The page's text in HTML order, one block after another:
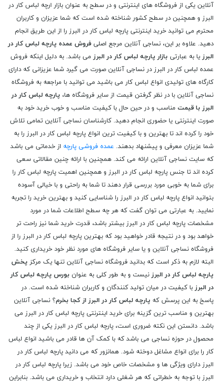
آنلاین یکی از فروشگاه های اینترنتی و در سطح به عنوان بازار ارچه لباس کار در
البرز و همچنین در سطح کشور شناخته شده است که شما عزیزان و کاربران
محترم می توانید خرید اینترنتی پارچه لباس کار در البرز را از این طریق انجام
دهید. علاوه بر این، نساجی آنلاین مرجع اصلی فروش عمده پارچه لباس کار در
البرز یا به عبارتی بازار پارچه لباس کار در البرز می باشد. به دلیل اینکه فروش
عمده لباس کار در البرز در نساجی آنلاین صورت می گیرد شما عزیزانی که دارای
کارگاه های تولیدی انواع لباس کار می باشید می توانید با مراجعه به فروشگاه
نساجی آنلاین با در نظر گرفتن قیمت از سایر فروشگاه ها، پارچه لباس کار در
البرز با قیمت مناسب و در حین حال با کیفیت مناسب و خوب خرید خود به
صورت اینترنتی یا حضوری انجام دهید. کارشناسان نساجی آنلاین تمامی تلاش
خود را کرده اند تا بهترین و با کیفیت ترین انواع پارچه لباس کار در البرز را به
شما عزیزان معرفی و پیشنهاد بدهند. عمده فروشی پارچه از خدماتی می باشد
که سایت نساجی آنلاین ارائه می کند. همچنین با ارائه چنین مقالاتی سعی
کرده اند تا جنس پارچه لباس کار در البرز و همچنین اهمیت پارچه لباس کار را
برای شما به خوبی مورد بررسی قرار دهند تا شما به راحتی و با خیالی آسوده
بتوانید انواع پارچه لباس کار در البرز را شناسایی کنید و بهترین خرید را تجربه
نمایید. به عبارتی می توان گفت که هر چه سطح اطلاعات شما در مورد
مشخصات پارچه لباس کار در البرز بیشتر باشد، قدرت خرید شما نیز راحت تر
خواهد بود و در نتیجه قادر خواهید بود که بهترین پارچه لباس کار در البرز را از
فروشگاه نساجی آنلاین و یا سایر فروشگاه های مورد نظر خود خریداری کنید.
البته لازم به ذکر است که بدانید فروشگاه نساجی آنلاین تنها یک مرکز پخش
پارچه لباس کار در البرز نیست و به طور کلی به عنوان بورس پارچه لباس کار
در البرز با کیفیت در میان تولید کنندگان و کاربران شناخته شده است. در
پاسخ به این پرسش که پارچه لباس کار در البرز از کجا بخرم؟ نساجی آنلاین
بهترین و مناسب ترین گزینه برای خرید اینترنتی پارچه لباس کار در البرز می
باشد. دانستن این نکته ضروری است، پارچه لباس کار در البرز یکی از چند
محصول در حوزه نساجی می باشد که با کمک آن ها قادر می باشید انواع لباس
کار را برای انواع مشاغل دوخته شود. همانزور که می دانید پارچه لباس کار در
البرز دارای ویژگی ها و مشخصات خاص خود می باشد. زیرا پارچه لباس کار در
البرز با توجه به خطراتی که هر شغلی دارد انتخاب و خریداری می باشد. بنابراین